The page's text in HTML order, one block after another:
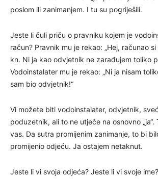
poslom ili zanimanjem. I tu su pogriješili.
Jeste li čuli priču o pravniku kojem je
račun? Pravnik mu je rekao: „Hej, računao
kn. Ni ja kao odvjetnik ne zarađujem toliko
Vodoinstalater mu je rekao: „Ni ja nisam
sam bio odvjetnik!“
Vi možete biti vodoinstalater, odvjetnik,
poduzetnik, ali to ne utječe na osnovno „ja“.
vas. Da sutra promijenim zanimanje, to bi
promijenio odjeću. Ja ostajem netaknut.
Jeste li vi svoja odjeća? Jeste li vi svoje